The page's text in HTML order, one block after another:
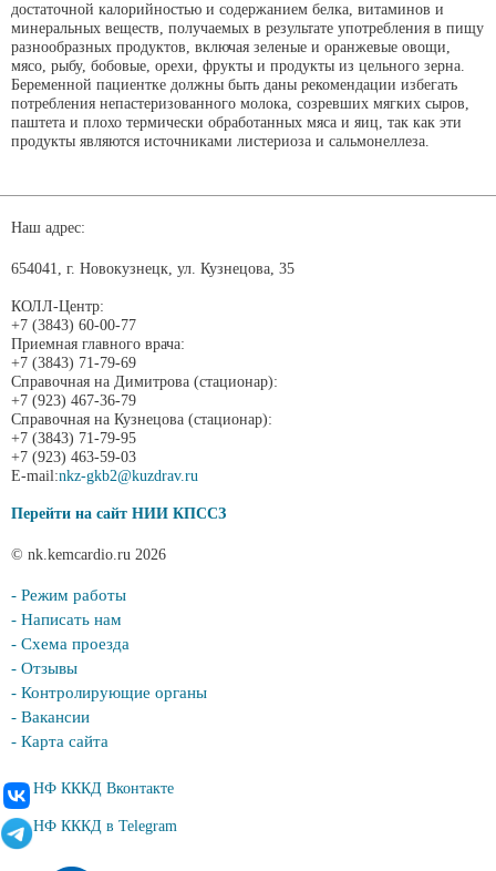
достаточной калорийностью и содержанием белка, витаминов и
минеральных веществ, получаемых в результате употребления в пищу
разнообразных продуктов, включая зеленые и оранжевые овощи,
мясо, рыбу, бобовые, орехи, фрукты и продукты из цельного зерна.
Беременной пациентке должны быть даны рекомендации избегать
потребления непастеризованного молока, созревших мягких сыров,
паштета и плохо термически обработанных мяса и яиц, так как эти
продукты являются источниками листериоза и сальмонеллеза.
Наш адрес:
654041, г. Новокузнецк, ул. Кузнецова, 35
КОЛЛ-Центр:
+7 (3843) 60-00-77
Приемная главного врача:
+7 (3843) 71-79-69
Справочная на Димитрова (стационар):
+7 (923) 467-36-79
Справочная на Кузнецова (стационар):
+7 (3843) 71-79-95
+7 (923) 463-59-03
E-mail:nkz-gkb2@kuzdrav.ru
Перейти на сайт НИИ КПССЗ
© nk.kemcardio.ru 2026
- Режим работы
- Написать нам
- Схема проезда
- Отзывы
- Контролирующие органы
- Вакансии
- Карта сайта
НФ КККД Вконтакте
НФ КККД в Telegram